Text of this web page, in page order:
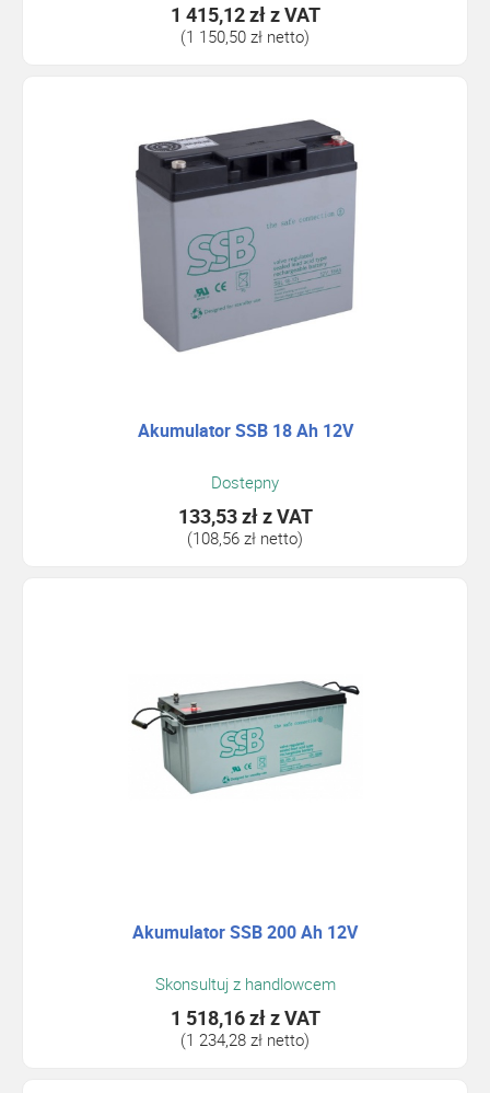
1 415,12 złz VAT
(1 150,50 zł netto)
Akumulator SSB 18 Ah 12V
Dostepny
133,53 złz VAT
(108,56 zł netto)
Akumulator SSB 200 Ah 12V
Skonsultuj z handlowcem
1 518,16 złz VAT
(1 234,28 zł netto)